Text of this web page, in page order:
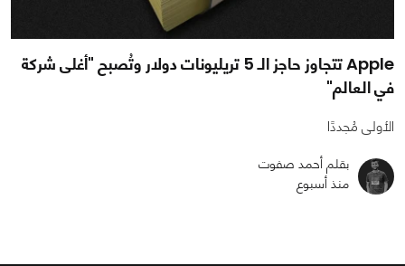
Apple تتجاوز حاجز الـ 5 تريليونات دولار وتُصبح "أغلى شركة
في العالم"
الأولى مُجددًا
بقلم أحمد صفوت
منذ أسبوع